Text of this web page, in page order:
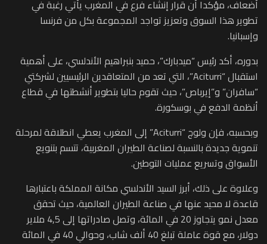
أضعاف، مؤكدا أن قرار إنشاء فرع في المغرب يأتي رغبة في
تطوير هذا السوق وتعزيز تواجد المجموعة بكل من فرنسا
وإسبانيا.
بدوره، أكد رئيس “ميدبارك”، حميد بنبراهيم الأندلسي، على أهمية
استقبال “Aciturri”، التي تعد من المتعاقدين الرئيسيين لشركتي
“سافران” و”إيرباص”، حيث تقوم حاليا بتطوير أنشطتها في قطاع
أنظمة الدفع في بوسكورة.
وبحسبه، فإن ولوج “Aciturri” إلى المغرب يعطي انطلاقة لمرحلة
تنموية جديدة بالنسبة لصناعة الطيران المغربية، تتسم بتنويع
الأسواق وتسريع عمليات التوطين.
وعلاوة على ذلك، أبرز السيد الأندلسي مكانة المملكة باعتبارها
قاعدة لا محيد عنها في صناعة الطيران العالمية، حيث تحقق
معدل نمو يتجاوز 20 في المائة، وتصل صادراتها إلى 4,5 ملاير
دولار، مع قوة عاملة تبلغ 40 ألف شاب، وحوالي 40 في المائة